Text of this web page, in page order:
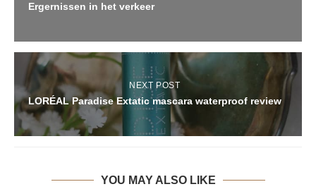
Ergernissen in het verkeer
NEXT POST
LORÉAL Paradise Extatic mascara waterproof review
YOU MAY ALSO LIKE